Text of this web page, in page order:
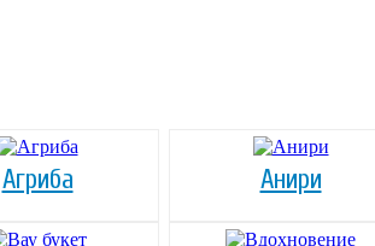
Агриба Анири